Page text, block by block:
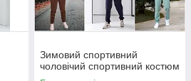
Зимовий спортивний
чоловічий спортивний костюм